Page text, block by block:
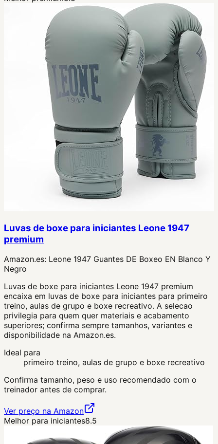
Luvas de boxe para iniciantes Leone 1947
premium
Amazon.es: Leone 1947 Guantes DE Boxeo EN Blanco Y
Negro
Luvas de boxe para iniciantes Leone 1947 premium
encaixa em luvas de boxe para iniciantes para primeiro
treino, aulas de grupo e boxe recreativo. A selecao
privilegia para quem quer materiais e acabamento
superiores; confirma sempre tamanhos, variantes e
disponibilidade na Amazon.es.
Ideal para
primeiro treino, aulas de grupo e boxe recreativo
Confirma tamanho, peso e uso recomendado com o
treinador antes de comprar.
Ver preço na Amazon
Melhor para iniciantes8.5